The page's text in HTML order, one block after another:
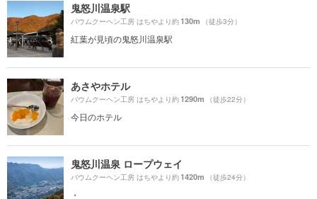
鬼怒川温泉駅
バウムクーヘン工房 はちやより約130m （徒歩3分）
紅葉が見頃の鬼怒川温泉駅
あさやホテル
バウムクーヘン工房 はちやより約1290m （徒歩22分）
今日のホテル
鬼怒川温泉 ロープウェイ
バウムクーヘン工房 はちやより約1420m （徒歩24分）
・